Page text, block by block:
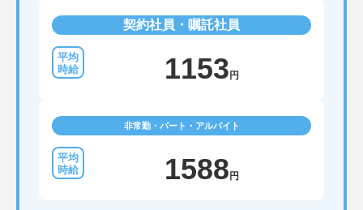
契約社員・嘱託社員
1153 円
非常勤・パート・アルバイト
1588 円